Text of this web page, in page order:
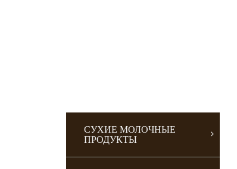
CУХИЕ МОЛОЧНЫЕ
ПРОДУКТЫ